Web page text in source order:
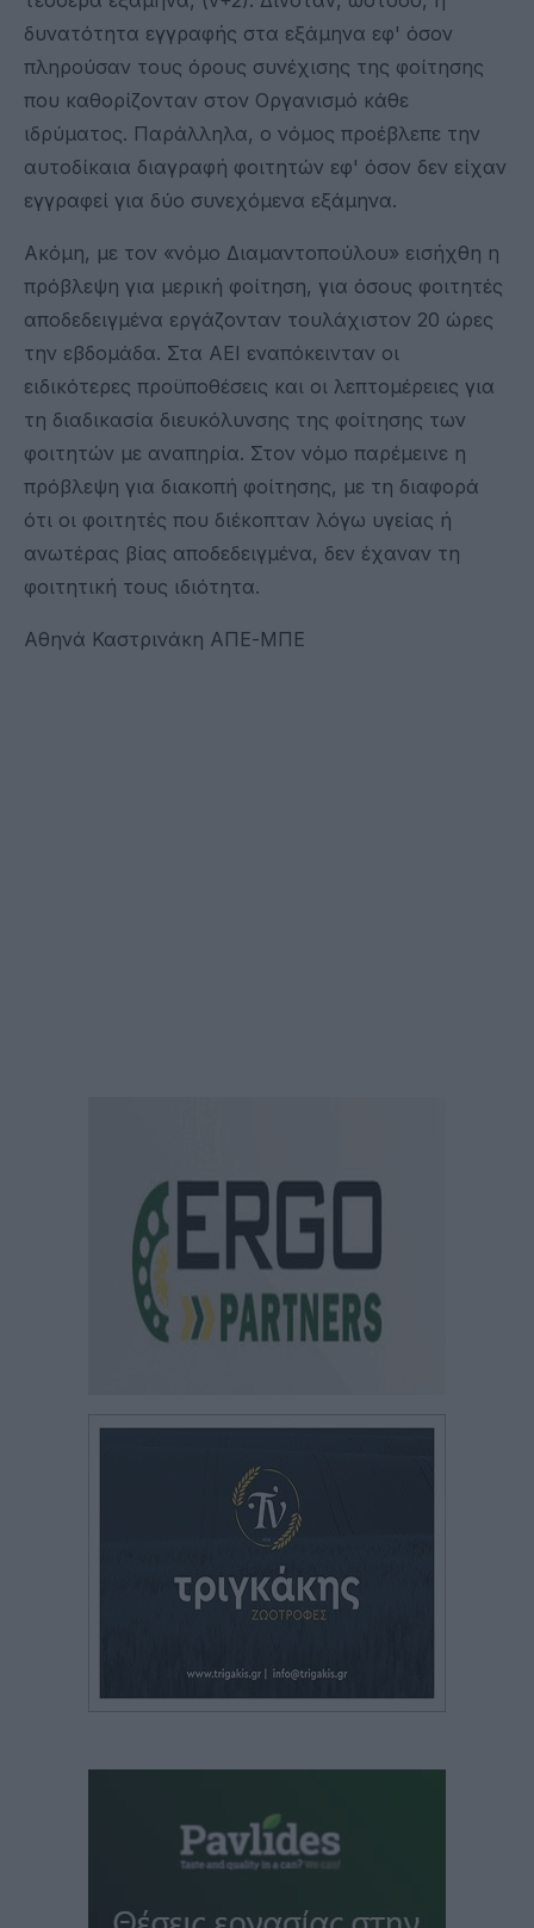
δυνατότητα εγγραφής στα εξάμηνα εφ' όσον
πληρούσαν τους όρους συνέχισης της φοίτησης
που καθορίζονταν στον Οργανισμό κάθε
ιδρύματος. Παράλληλα, ο νόμος προέβλεπε την
αυτοδίκαια διαγραφή φοιτητών εφ' όσον δεν είχαν
εγγραφεί για δύο συνεχόμενα εξάμηνα.
Ακόμη, με τον «νόμο Διαμαντοπούλου» εισήχθη η
πρόβλεψη για μερική φοίτηση, για όσους φοιτητές
αποδεδειγμένα εργάζονταν τουλάχιστον 20 ώρες
την εβδομάδα. Στα ΑΕΙ εναπόκεινταν οι
ειδικότερες προϋποθέσεις και οι λεπτομέρειες για
τη διαδικασία διευκόλυνσης της φοίτησης των
φοιτητών με αναπηρία. Στον νόμο παρέμεινε η
πρόβλεψη για διακοπή φοίτησης, με τη διαφορά
ότι οι φοιτητές που διέκοπταν λόγω υγείας ή
ανωτέρας βίας αποδεδειγμένα, δεν έχαναν τη
φοιτητική τους ιδιότητα.
Αθηνά Καστρινάκη ΑΠΕ-ΜΠΕ